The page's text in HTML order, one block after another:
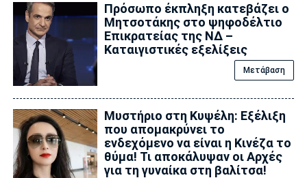
Πρόσωπο έκπληξη κατεβάζει ο
Μητσοτάκης στο ψηφοδέλτιο
Επικρατείας της ΝΔ –
Καταιγιστικές εξελίξεις
Μετάβαση
Μυστήριο στη Κυψέλη: Εξέλιξη
που απομακρύνει το
ενδεχόμενο να είναι η Κινέζα το
θύμα! Τι αποκάλυψαν οι Αρχές
για τη γυναίκα στη βαλίτσα!